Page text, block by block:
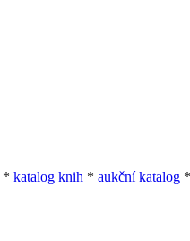
* katalog knih * aukční katalog *